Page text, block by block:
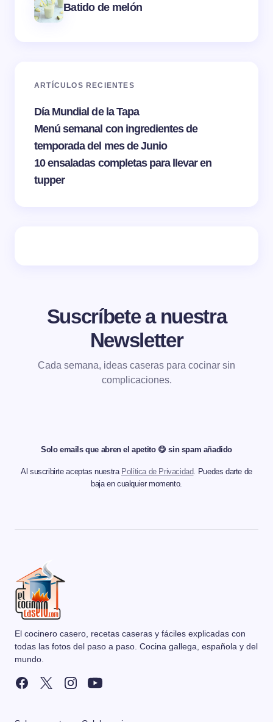
Batido de melón
ARTÍCULOS RECIENTES
Día Mundial de la Tapa
Menú semanal con ingredientes de
temporada del mes de Junio
10 ensaladas completas para llevar en
tupper
Suscríbete a nuestra
Newsletter
Cada semana, ideas caseras para cocinar sin
complicaciones.
Solo emails que abren el apetito 😋 sin spam añadido
Al suscribirte aceptas nuestra Política de Privacidad. Puedes darte de
baja en cualquier momento.
El cocinero casero, recetas caseras y fáciles explicadas con
todas las fotos del paso a paso. Cocina gallega, española y del
mundo.